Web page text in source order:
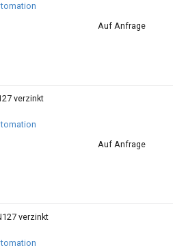
Auf Anfrage
verzinkt
Auf Anfrage
verzinkt